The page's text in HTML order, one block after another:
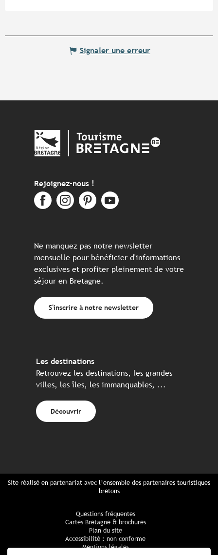
Signaler une erreur
Rejoignez-nous !
Ne manquez pas notre newsletter
mensuelle pour bénéficier d'informations
exclusives et profiter pleinement de votre
séjour en Bretagne.
S'inscrire à notre newsletter
Les destinations
Retrouvez les destinations, les grandes
villes, les îles, les immanquables, ...
Découvrir
Site réalisé en partenariat avec l’ensemble des partenaires touristiques
bretons
Questions fréquentes
Cartes Bretagne & brochures
Plan du site
Accessibilité : non conforme
Mentions légales